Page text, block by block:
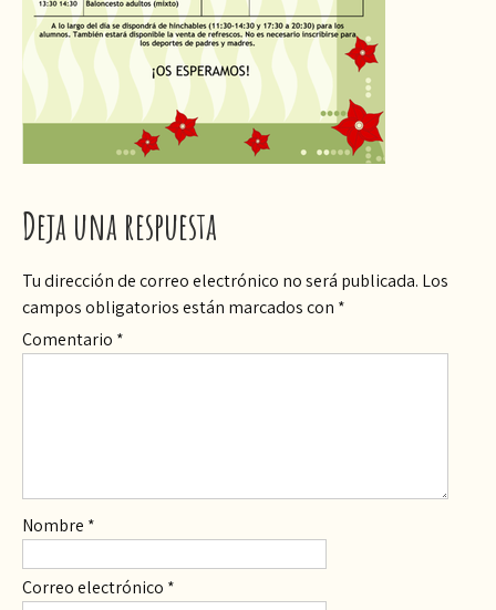
Deja una respuesta
Tu dirección de correo electrónico no será publicada. Los
campos obligatorios están marcados con *
Comentario *
Nombre *
Correo electrónico *